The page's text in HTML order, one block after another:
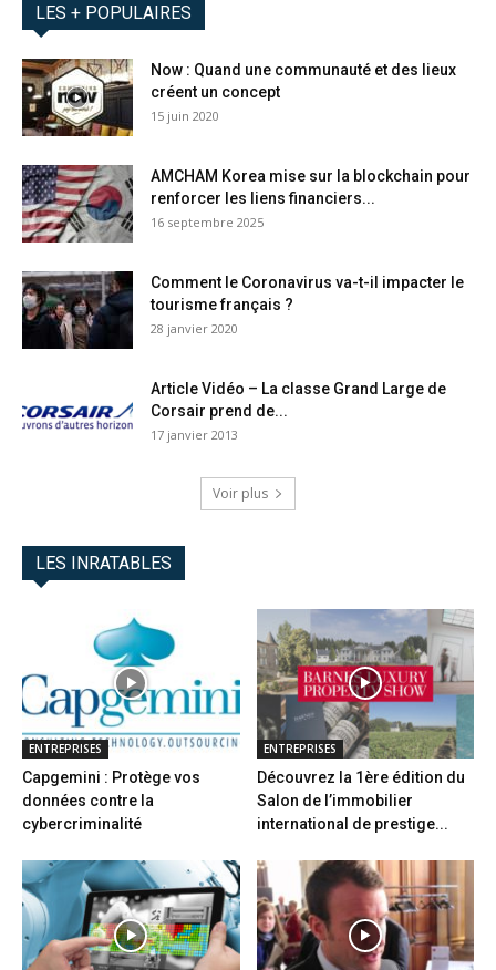
LES + POPULAIRES
Now : Quand une communauté et des lieux
créent un concept
15 juin 2020
AMCHAM Korea mise sur la blockchain pour
renforcer les liens financiers...
16 septembre 2025
Comment le Coronavirus va-t-il impacter le
tourisme français ?
28 janvier 2020
Article Vidéo – La classe Grand Large de
Corsair prend de...
17 janvier 2013
Voir plus
LES INRATABLES
ENTREPRISES
Capgemini : Protège vos
données contre la
cybercriminalité
ENTREPRISES
Découvrez la 1ère édition du
Salon de l’immobilier
international de prestige...